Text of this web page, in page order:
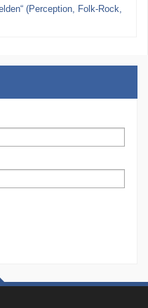
(Perception, Folk-Rock,